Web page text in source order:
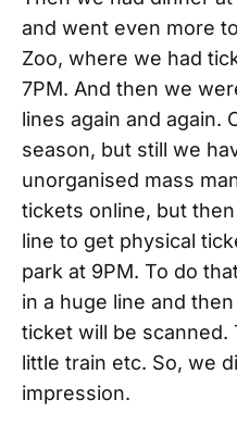
and went even more
Zoo, where we had
7PM. And then we
lines again and again.
season, but still we
unorganised mass
tickets online, but
line to get physical
park at 9PM. To do
in a huge line and
ticket will be scanned.
little train etc. So, we
impression.